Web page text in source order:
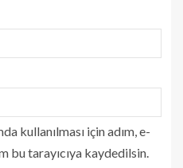
kullanılması için adım, e-
bu tarayıcıya kaydedilsin.